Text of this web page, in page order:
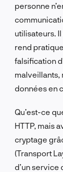
personne
utilisateurs.
rend
falsification
malveillants,
données en
Qu’est-ce
HTTP, mais
cryptage
(Transport
d’un